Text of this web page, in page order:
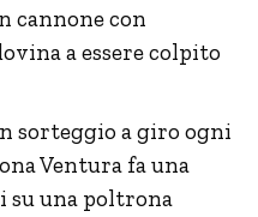
cannone con
a essere colpito
sorteggio a giro ogni
Ventura fa una
su una poltrona